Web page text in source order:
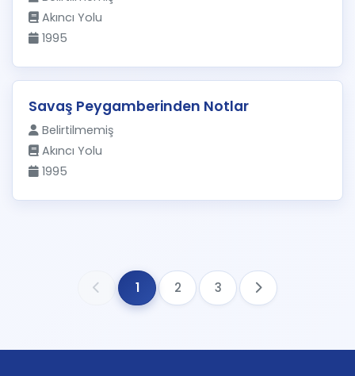
Akıncı Yolu
1995
Savaş Peygamberinden Notlar
Belirtilmemiş
Akıncı Yolu
1995
1 2 3